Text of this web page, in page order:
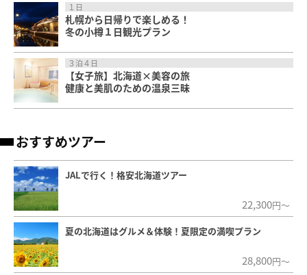
１日
札幌から日帰りで楽しめる！
冬の小樽１日観光プラン
３泊４日
【女子旅】北海道×美容の旅
健康と美肌のための温泉三昧
おすすめツアー
JALで行く！格安北海道ツアー
22,300円～
夏の北海道はグルメ＆体験！夏限定の満喫プラン
28,800円～